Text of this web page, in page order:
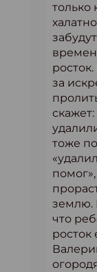
только
за
тоже
землю.
что
росток